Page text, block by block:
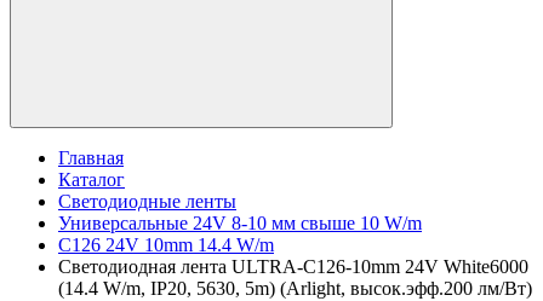
Главная
Каталог
Светодиодные ленты
Универсальные 24V 8-10 мм свыше 10 W/m
C126 24V 10mm 14.4 W/m
Светодиодная лента ULTRA-C126-10mm 24V White6000
(14.4 W/m, IP20, 5630, 5m) (Arlight, высок.эфф.200 лм/Вт)